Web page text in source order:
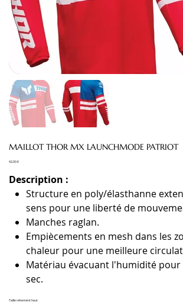
MAILLOT THOR MX LAUNCHMODE PATRIOT
Prix
42,00 €
Description :
Structure en poly/élasthanne
sens pour une liberté de
Manches raglan.
Empiècements en mesh dans les
chaleur pour une meilleure
Matériau évacuant l'humidité
sec.
Taille vêtement haut